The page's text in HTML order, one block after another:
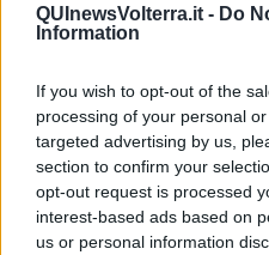
QUInewsVolterra.it - Do
Information
If you wish to opt-out of the
processing of your personal
targeted advertising by us,
section to confirm your
opt-out request is processed
interest-based ads based on
us or personal information
"La soprintendenza
Un open day
In processione il
L'anfiteatro svela le